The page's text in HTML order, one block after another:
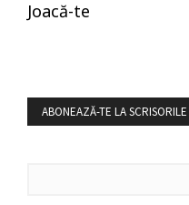
Joacă-te
ABONEAZĂ-TE LA